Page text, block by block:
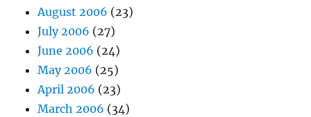
August 2006 (23)
July 2006 (27)
June 2006 (24)
May 2006 (25)
April 2006 (23)
March 2006 (34)